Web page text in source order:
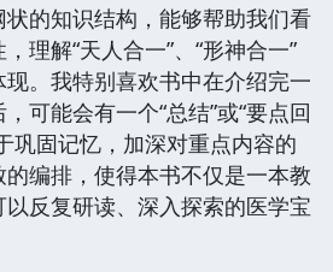
的知识结构，能够帮助我们看
理解“天人合一”、“形神合一”
。我特别喜欢书中在介绍完一
可能会有一个“总结”或“要点回
巩固记忆，加深对重点内容的
编排，使得本书不仅是一本教
反复研读、深入探索的医学宝